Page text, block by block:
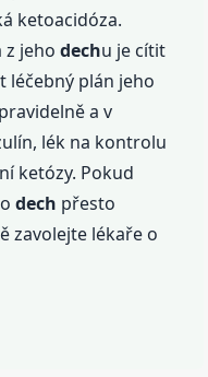
ketoacidóza.
z jehodechu je cítit
léčebný plán jeho
a v
lék na kontrolu
ketózy. Pokud
dech přesto
zavolejte lékaře o